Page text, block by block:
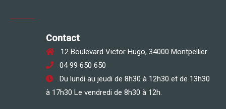
Contact
12 Boulevard Victor Hugo, 34000 Montpellier
04 99 650 650
Du lundi au jeudi de 8h30 à 12h30 et de 13h30
à 17h30 Le vendredi de 8h30 à 12h.